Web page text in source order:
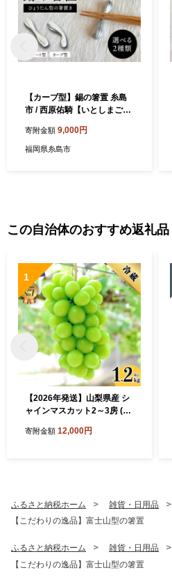
【カーブ型】錫の箸置 糸島
市 / 西原佑騎【いとしまごこ
寄附金額 9,000円
福岡県糸島市
この自治体のおすすめ返礼品
1
【2026年発送】山梨県産 シ
ャインマスカット2～3房 (1.
寄附金額 12,000円
ふるさと納税ホーム 雑貨・日用品
【こだわりの逸品】富士山型の箸置
ふるさと納税ホーム 雑貨・日用品
【こだわりの逸品】富士山型の箸置